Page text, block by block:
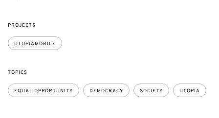
PROJECTS
UTOPIAMOBILE
TOPICS
EQUAL OPPORTUNITY DEMOCRACY SOCIETY UTOPIA